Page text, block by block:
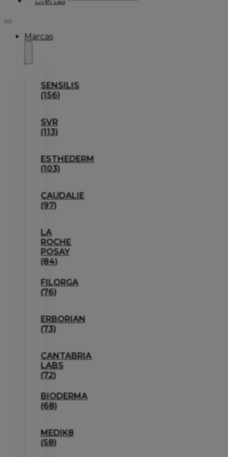
Marcas
SENSILIS
(156)
SVR
(113)
ESTHEDERM
(103)
CAUDALIE
(97)
LA
ROCHE
POSAY
(84)
FILORGA
(76)
ERBORIAN
(73)
CANTABRIA
LABS
(72)
BIODERMA
(68)
MEDIK8
(58)